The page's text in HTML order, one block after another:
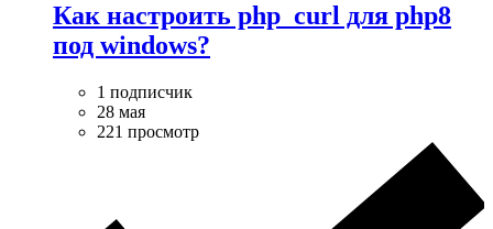
Как настроить php_curl для php8
под windows?
1 подписчик
28 мая
221 просмотр